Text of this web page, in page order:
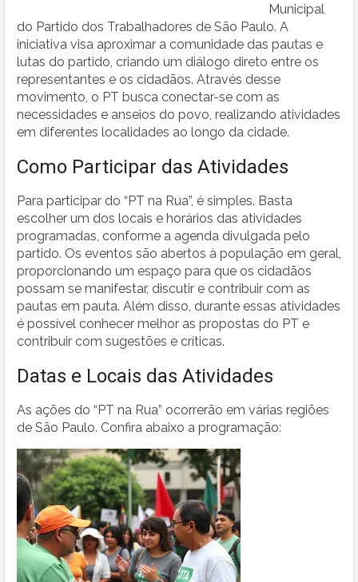
Municipal
do Partido dos Trabalhadores de São Paulo. A
iniciativa visa aproximar a comunidade das pautas e
lutas do partido, criando um diálogo direto entre os
representantes e os cidadãos. Através desse
movimento, o PT busca conectar-se com as
necessidades e anseios do povo, realizando atividades
em diferentes localidades ao longo da cidade.
Como Participar das Atividades
Para participar do “PT na Rua”, é simples. Basta
escolher um dos locais e horários das atividades
programadas, conforme a agenda divulgada pelo
partido. Os eventos são abertos à população em geral,
proporcionando um espaço para que os cidadãos
possam se manifestar, discutir e contribuir com as
pautas em pauta. Além disso, durante essas atividades
é possível conhecer melhor as propostas do PT e
contribuir com sugestões e críticas.
Datas e Locais das Atividades
As ações do “PT na Rua” ocorrerão em várias regiões
de São Paulo. Confira abaixo a programação: